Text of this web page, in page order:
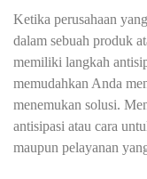
Ketika perusahaan
dalam sebuah produk
memiliki langkah
memudahkan Anda
menemukan solusi.
antisipasi atau cara
maupun pelayanan